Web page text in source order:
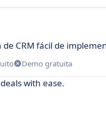
CRM fácil de
Demo gratuita
with ease.